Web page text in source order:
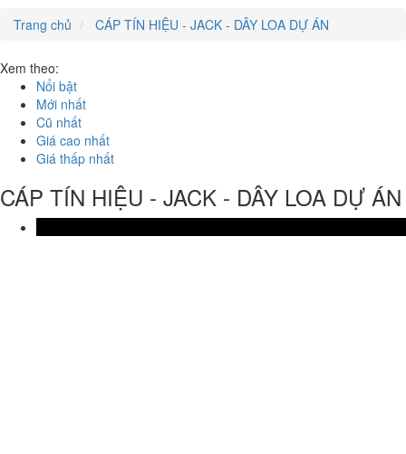
Trang chủ
CÁP TÍN HIỆU - JACK - DÂY LOA DỰ ÁN
Xem theo:
Nổi bật
Mới nhất
Cũ nhất
Giá cao nhất
Giá thấp nhất
CÁP TÍN HIỆU - JACK - DÂY LOA DỰ ÁN